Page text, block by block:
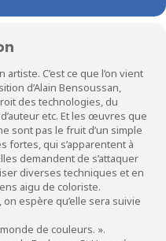
C’est ce que l’on vient
d’Alain Bensoussan,
des technologies, du
etc. Et les œuvres que
sont pas le fruit d’un simple
fortes, qui s’apparentent à
demandent de s’attaquer
diverses techniques et en
aigu de coloriste.
espère qu’elle sera suivie
de couleurs. ».